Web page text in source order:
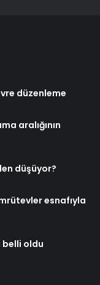
düzenleme
aralığının
düşüyor?
esnafıyla
belli oldu